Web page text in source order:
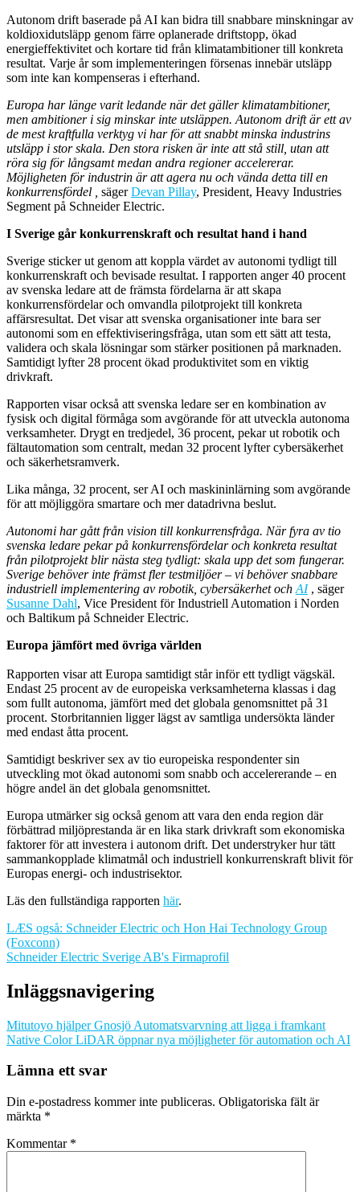
Autonom drift baserade på AI kan bidra till snabbare minskningar av
koldioxidutsläpp genom färre oplanerade driftstopp, ökad
energieffektivitet och kortare tid från klimatambitioner till konkreta
resultat. Varje år som implementeringen försenas innebär utsläpp
som inte kan kompenseras i efterhand.
Europa har länge varit ledande när det gäller klimatambitioner,
men ambitioner i sig minskar inte utsläppen. Autonom drift är ett av
de mest kraftfulla verktyg vi har för att snabbt minska industrins
utsläpp i stor skala. Den stora risken är inte att stå still, utan att
röra sig för långsamt medan andra regioner accelererar.
Möjligheten för industrin är att agera nu och vända detta till en
konkurrensfördel , sägerDevan Pillay, President, Heavy Industries
Segment på Schneider Electric.
I Sverige går konkurrenskraft och resultat hand i hand
Sverige sticker ut genom att koppla värdet av autonomi tydligt till
konkurrenskraft och bevisade resultat. I rapporten anger 40 procent
av svenska ledare att de främsta fördelarna är att skapa
konkurrensfördelar och omvandla pilotprojekt till konkreta
affärsresultat. Det visar att svenska organisationer inte bara ser
autonomi som en effektiviseringsfråga, utan som ett sätt att testa,
validera och skala lösningar som stärker positionen på marknaden.
Samtidigt lyfter 28 procent ökad produktivitet som en viktig
drivkraft.
Rapporten visar också att svenska ledare ser en kombination av
fysisk och digital förmåga som avgörande för att utveckla autonoma
verksamheter. Drygt en tredjedel, 36 procent, pekar ut robotik och
fältautomation som centralt, medan 32 procent lyfter cybersäkerhet
och säkerhetsramverk.
Lika många, 32 procent, ser AI och maskininlärning som avgörande
för att möjliggöra smartare och mer datadrivna beslut.
Autonomi har gått från vision till konkurrensfråga. När fyra av tio
svenska ledare pekar på konkurrensfördelar och konkreta resultat
från pilotprojekt blir nästa steg tydligt: skala upp det som fungerar.
Sverige behöver inte främst fler testmiljöer – vi behöver snabbare
industriell implementering av robotik, cybersäkerhet och AI, säger
Susanne Dahl, Vice President för Industriell Automation i Norden
och Baltikum på Schneider Electric.
Europa jämfört med övriga världen
Rapporten visar att Europa samtidigt står inför ett tydligt vägskäl.
Endast 25 procent av de europeiska verksamheterna klassas i dag
som fullt autonoma, jämfört med det globala genomsnittet på 31
procent. Storbritannien ligger lägst av samtliga undersökta länder
med endast åtta procent.
Samtidigt beskriver sex av tio europeiska respondenter sin
utveckling mot ökad autonomi som snabb och accelererande – en
högre andel än det globala genomsnittet.
Europa utmärker sig också genom att vara den enda region där
förbättrad miljöprestanda är en lika stark drivkraft som ekonomiska
faktorer för att investera i autonom drift. Det understryker hur tätt
sammankopplade klimatmål och industriell konkurrenskraft blivit för
Europas energi- och industrisektor.
Läs den fullständiga rapporten här.
LÆS også: Schneider Electric och Hon Hai Technology Group
(Foxconn)
Schneider Electric Sverige AB's Firmaprofil
Inläggsnavigering
Mitutoyo hjälper Gnosjö Automatsvarvning att ligga i framkant
Native Color LiDAR öppnar nya möjligheter för automation och AI
Lämna ett svar
Din e-postadress kommer inte publiceras. Obligatoriska fält är
märkta *
Kommentar *